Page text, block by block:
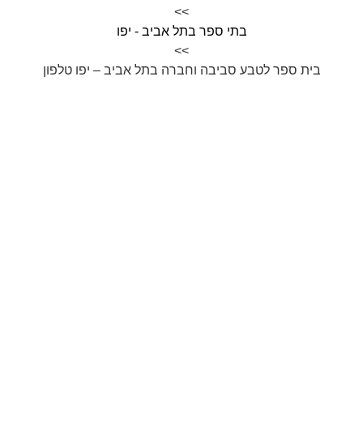
>>
בתי ספר בתל אביב - יפו
>>
בית ספר לטבע סביבה וחברה בתל אביב – יפו טלפון